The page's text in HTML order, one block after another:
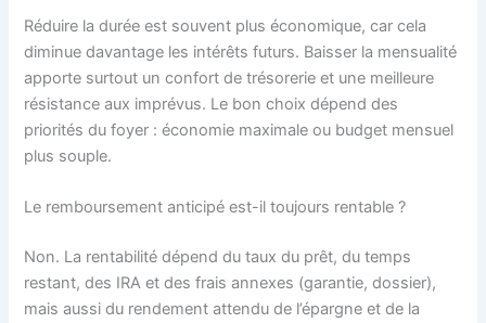
Réduire la durée est souvent plus économique, car cela
diminue davantage les intérêts futurs. Baisser la mensualité
apporte surtout un confort de trésorerie et une meilleure
résistance aux imprévus. Le bon choix dépend des
priorités du foyer : économie maximale ou budget mensuel
plus souple.
Le remboursement anticipé est-il toujours rentable ?
Non. La rentabilité dépend du taux du prêt, du temps
restant, des IRA et des frais annexes (garantie, dossier),
mais aussi du rendement attendu de l’épargne et de la